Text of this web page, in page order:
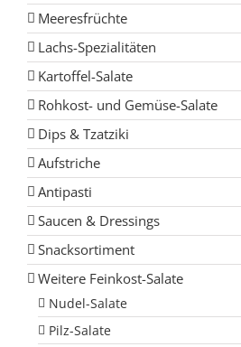
Meeresfrüchte
Lachs-Spezialitäten
Kartoffel-Salate
Rohkost- und Gemüse-Salate
Dips & Tzatziki
Aufstriche
Antipasti
Saucen & Dressings
Snacksortiment
Weitere Feinkost-Salate
Nudel-Salate
Pilz-Salate